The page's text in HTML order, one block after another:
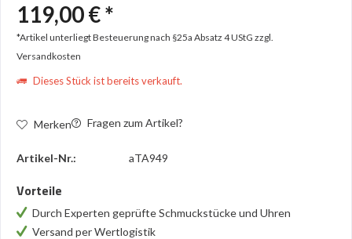
119,00 € *
*Artikel unterliegt Besteuerung nach §25a Absatz 4 UStG zzgl.
Versandkosten
Dieses Stück ist bereits verkauft.
Merken Fragen zum Artikel?
Artikel-Nr.: aTA949
Vorteile
Durch Experten geprüfte Schmuckstücke und Uhren
Versand per Wertlogistik